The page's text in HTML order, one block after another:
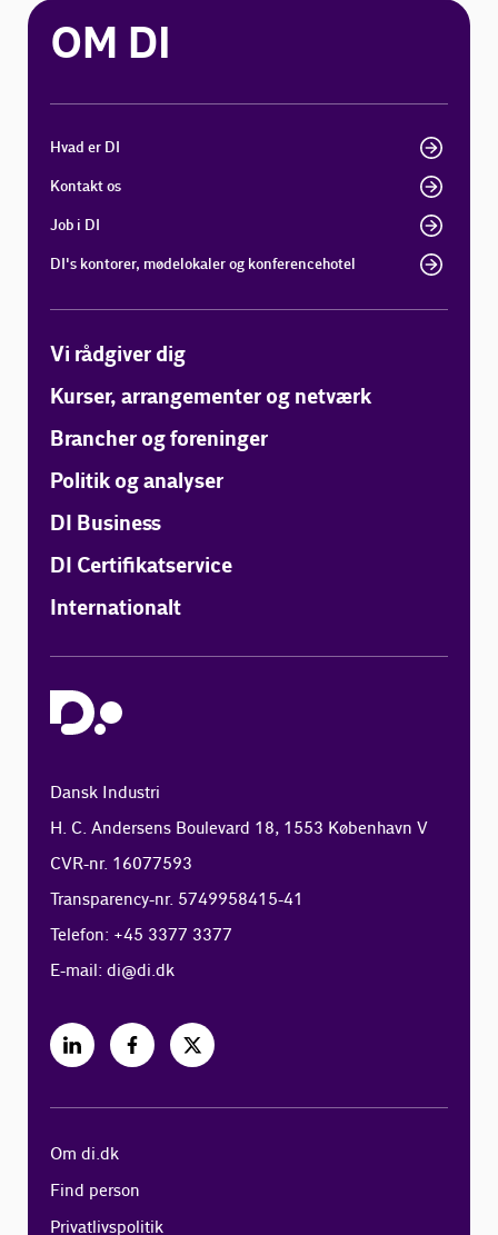
OM DI
Hvad er DI
Kontakt os
Job i DI
DI's kontorer, mødelokaler og konferencehotel
Vi rådgiver dig
Kurser, arrangementer og netværk
Brancher og foreninger
Politik og analyser
DI Business
DI Certifikatservice
Internationalt
Dansk Industri
H. C. Andersens Boulevard 18, 1553 København V
CVR-nr. 16077593
Transparency-nr. 5749958415-41
Telefon: +45 3377 3377
E-mail:di@di.dk
Om di.dk
Find person
Privatlivspolitik